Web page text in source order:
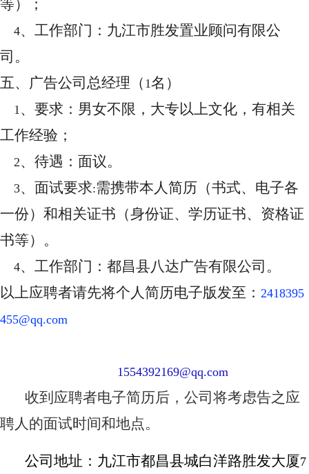
等）；
4、工作部门：九江市胜发置业顾问有限公
司。
五、广告公司总经理（ 1名）
1、要求：男女不限，大专以上文化，有相关
工作经验；
2、待遇：面议。
3、面试要求:需携带本人简历（书式、电子各
一份）和相关证书（身份证、学历证书、资格证
书等）。
4、工作部门：都昌县八达广告有限公司。
以上应聘者请先将个人简历电子版发至： 2418395
455@qq.com
1554392169@qq.com
收到应聘者电子简历后，公司将考虑告之应
聘人的面试时间和地点。
公司地址：九江市都昌县城白洋路胜发大厦7